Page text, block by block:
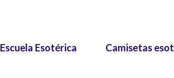
Escuela Esotérica Camisetas